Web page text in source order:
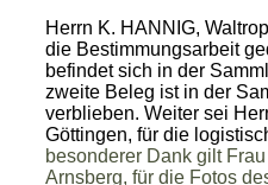
Herrn K. HANNIG,
die Bestimmungsarbeit
befindet sich in der
zweite Beleg ist in der
verblieben. Weiter sei
Göttingen, für die
besonderer Dank gilt
Arnsberg, für die Fotos